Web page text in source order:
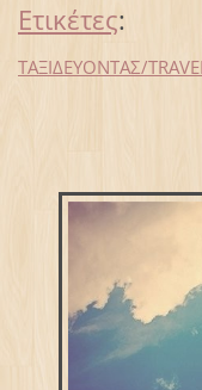
Ετικέτες:
ΤΑΞΙΔΕΥΟΝΤΑΣ/